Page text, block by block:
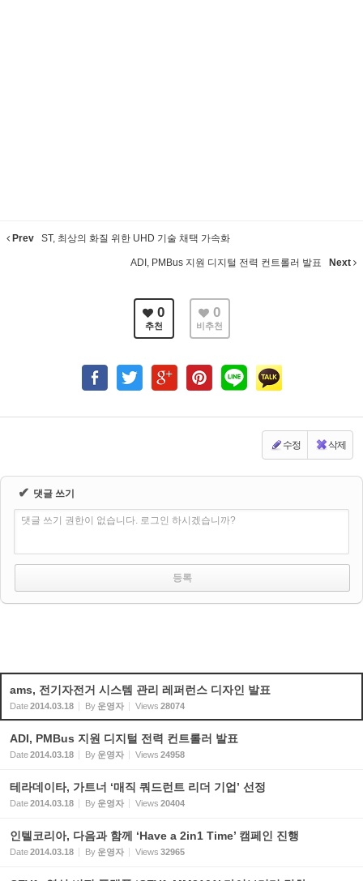
Prev ST, 최상의 화질 위한 UHD 기술 채택 가속화
ADI, PMBus 지원 디지털 전력 컨트롤러 발표 Next
0
추천
0
비추천
수정 삭제
✔ 댓글 쓰기
댓글 쓰기 권한이 없습니다. 로그인 하시겠습니까?
ams, 전기자전거 시스템 관리 레퍼런스 디자인 발표
Date2014.03.18 By 운영자 Views 28074
ADI, PMBus 지원 디지털 전력 컨트롤러 발표
Date2014.03.18 By 운영자 Views 24958
테라데이타, 가트너 ‘매직 쿼드런트 리더 기업’ 선정
Date2014.03.18 By 운영자 Views 20404
인텔코리아, 다음과 함께 ‘Have a 2in1 Time’ 캠페인 진행
Date2014.03.18 By 운영자 Views 32965